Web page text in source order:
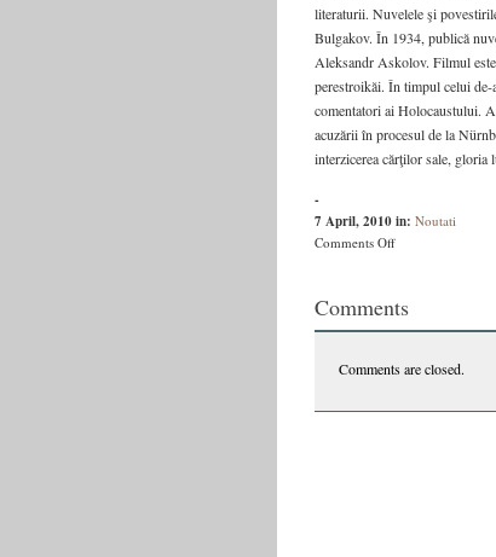
literaturii. Nuvelele şi
Bulgakov. În 1934, publică
Aleksandr Askolov. Filmul
perestroikăi. În timpul celui
comentatori ai Holocaustului.
acuzării în procesul de la
interzicerea cărţilor sale,
-
7 April, 2010in: Noutati
Comments Offon
–
Viaţă
destin
Comments
Comments are closed.